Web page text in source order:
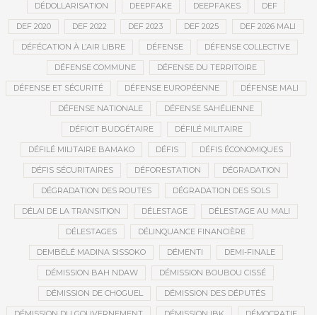
DÉDOLLARISATION DEEPFAKE DEEPFAKES DEF
DEF 2020 DEF 2022 DEF 2023 DEF 2025 DEF 2026 MALI
DÉFÉCATION À L’AIR LIBRE DÉFENSE DÉFENSE COLLECTIVE
DÉFENSE COMMUNE DÉFENSE DU TERRITOIRE
DÉFENSE ET SÉCURITÉ DÉFENSE EUROPÉENNE DÉFENSE MALI
DÉFENSE NATIONALE DÉFENSE SAHÉLIENNE
DÉFICIT BUDGÉTAIRE DÉFILÉ MILITAIRE
DÉFILÉ MILITAIRE BAMAKO DÉFIS DÉFIS ÉCONOMIQUES
DÉFIS SÉCURITAIRES DÉFORESTATION DÉGRADATION
DÉGRADATION DES ROUTES DÉGRADATION DES SOLS
DÉLAI DE LA TRANSITION DÉLESTAGE DÉLESTAGE AU MALI
DÉLESTAGES DÉLINQUANCE FINANCIÈRE
DEMBÉLÉ MADINA SISSOKO DÉMENTI DEMI-FINALE
DÉMISSION BAH NDAW DÉMISSION BOUBOU CISSÉ
DÉMISSION DE CHOGUEL DÉMISSION DES DÉPUTÉS